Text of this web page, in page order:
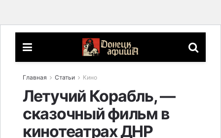
Главная Статьи Кино
Летучий Корабль, —
сказочный фильм в
кинотеатрах ДНР